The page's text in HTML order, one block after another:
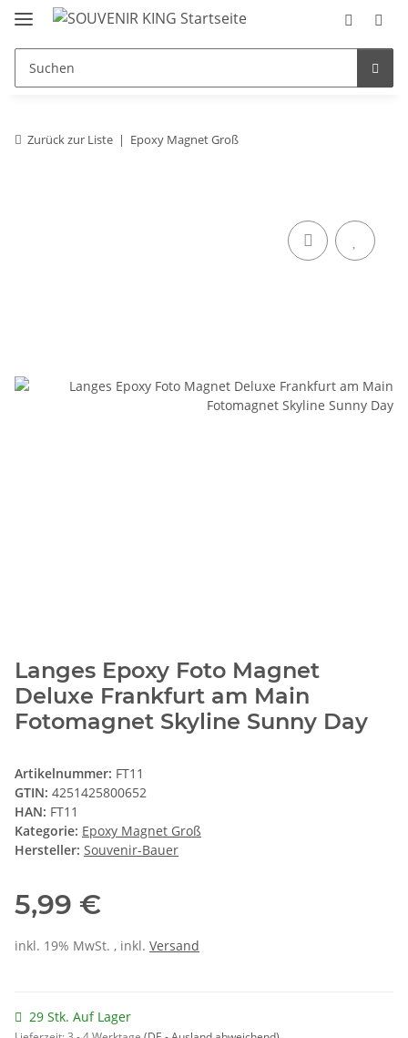
Zurück zur Liste Epoxy Magnet Groß
Langes Epoxy Foto Magnet
Deluxe Frankfurt am Main
Fotomagnet Skyline Sunny Day
Artikelnummer: FT11
GTIN: 4251425800652
HAN: FT11
Kategorie: Epoxy Magnet Groß
Hersteller: Souvenir-Bauer
5,99 €
inkl. 19% MwSt. , inkl. Versand
29 Stk. Auf Lager